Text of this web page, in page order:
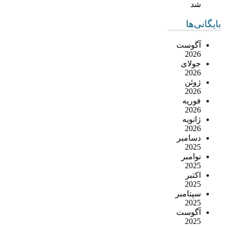
شد
بایگانی‌ها
آگوست
2026
جولای
2026
ژوئن
2026
فوریه
2026
ژانویه
2026
دسامبر
2025
نوامبر
2025
اکتبر
2025
سپتامبر
2025
آگوست
2025